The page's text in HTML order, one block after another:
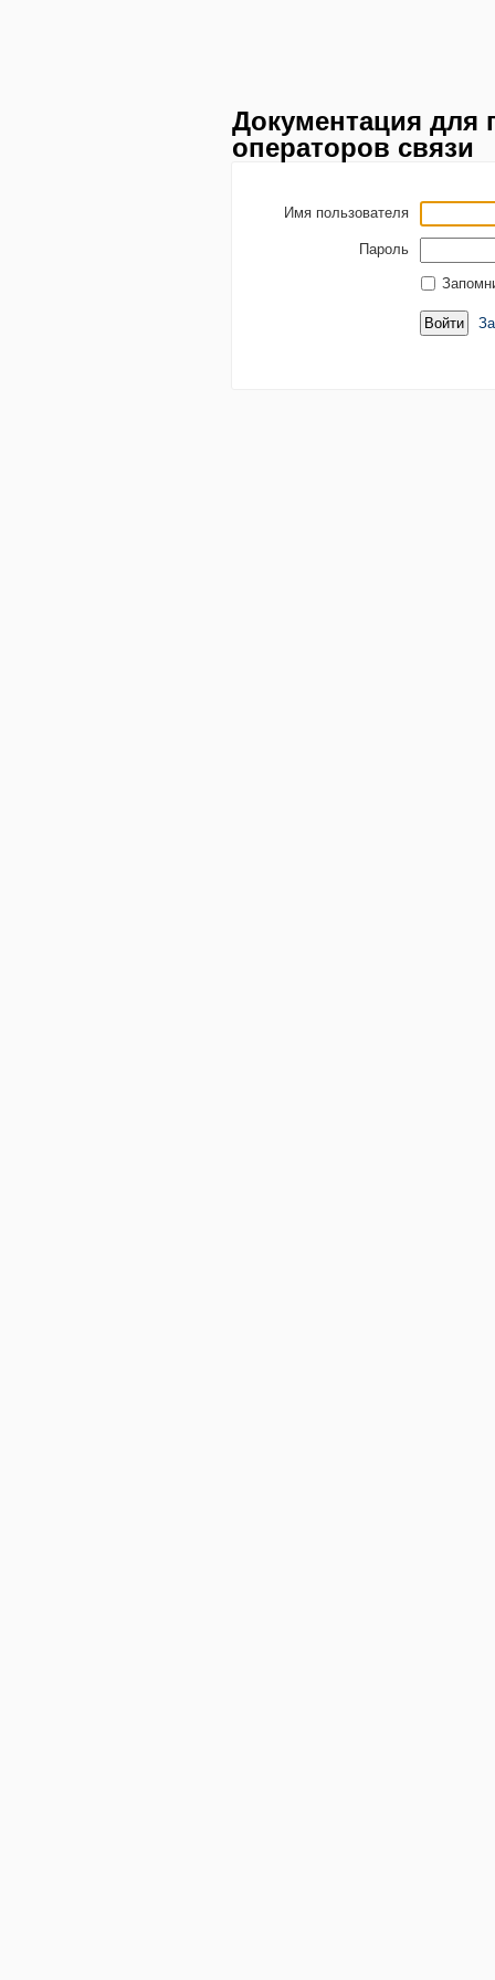
Документация для
операторов связи
Имя пользователя
Пароль